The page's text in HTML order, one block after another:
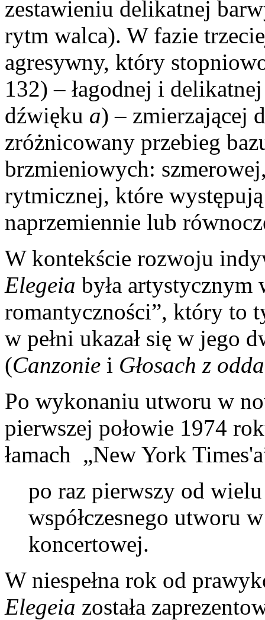
zestawieniu delikatnej
rytm walca). W fazie
agresywny, który
132) – łagodnej i
dźwięku a) – zmierzającej
zróżnicowany przebieg
brzmieniowych:
rytmicznej, które
naprzemiennie lub
W kontekście rozwoju
Elegeia była
romantyczności”, który to
w pełni ukazał się w jego
(Canzonie i Głosach z
Po wykonaniu utworu w
pierwszej połowie 1974
łamach „New York
po raz pierwszy od
współczesnego utworu
koncertowej.
W niespełna rok od
Elegeia została